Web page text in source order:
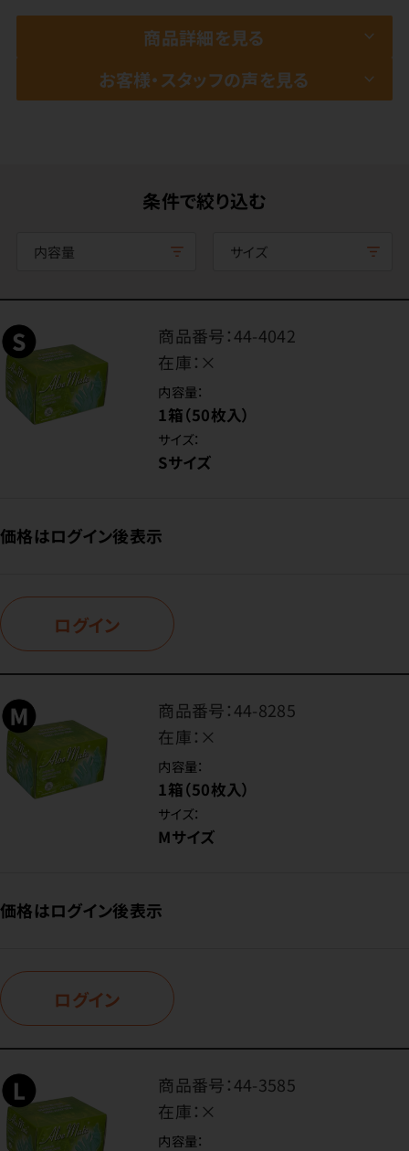
商品詳細を見る
お客様・スタッフの声を見る
条件で絞り込む
内容量 サイズ
商品番号：44-4042
在庫： ×
内容量：
1箱（50枚入）
サイズ：
Sサイズ
価格はログイン後表示
ログイン
商品番号：44-8285
在庫： ×
内容量：
1箱（50枚入）
サイズ：
Mサイズ
価格はログイン後表示
ログイン
商品番号：44-3585
在庫： ×
内容量：